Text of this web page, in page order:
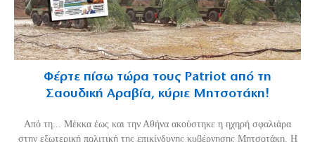
Φέρτε πίσω τώρα τους Patriot από τη
Σαουδική Αραβία, κύριε Μητσοτάκη!
Από τη... Μέκκα έως και την Αθήνα ακούστηκε η ηχηρή σφαλιάρα
στην εξωτερική πολιτική της επικίνδυνης κυβέρνησης Μητσοτάκη. Η